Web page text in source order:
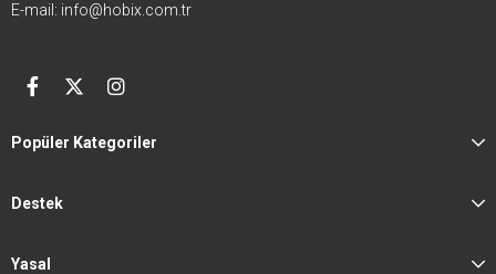
E-mail: info@hobix.com.tr
Popüler Kategoriler
Destek
Yasal